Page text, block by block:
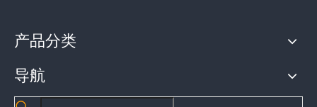
产品分类
导航